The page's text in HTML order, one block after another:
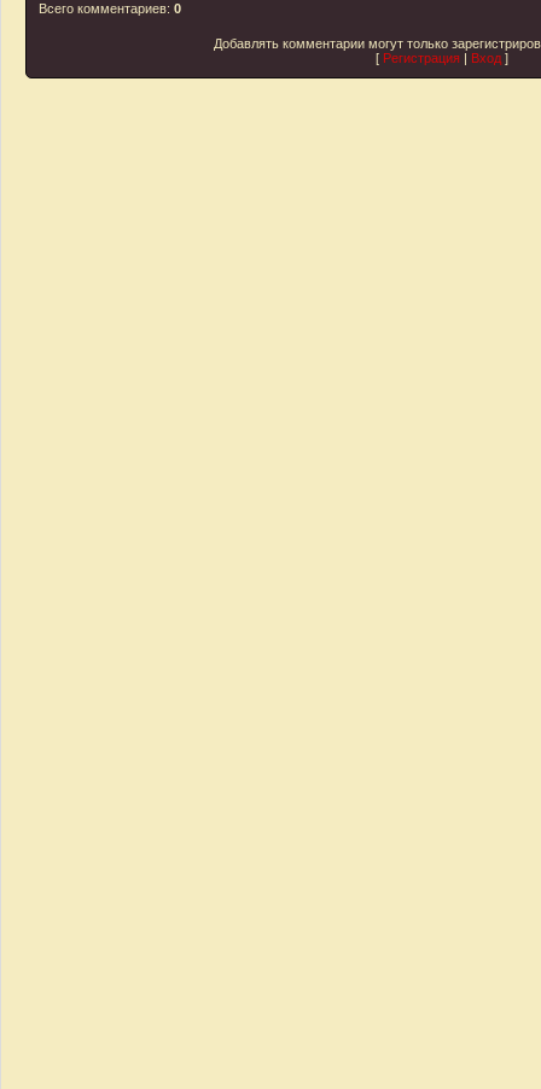
Всего комментариев: 0
Добавлять комментарии могут только
[ Регистрация | Вход ]